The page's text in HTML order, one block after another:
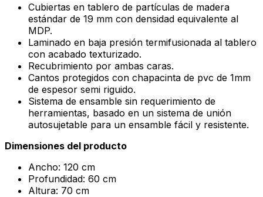
Cubiertas en tablero de partículas de madera
estándar de 19 mm con densidad equivalente al
MDP.
Laminado en baja presión termifusionada al tablero
con acabado texturizado.
Recubrimiento por ambas caras.
Cantos protegidos con chapacinta de pvc de 1mm
de espesor semi riguido.
Sistema de ensamble sin requerimiento de
herramientas, basado en un sistema de unión
autosujetable para un ensamble fácil y resistente.
Dimensiones del producto
Ancho: 120 cm
Profundidad: 60 cm
Altura: 70 cm